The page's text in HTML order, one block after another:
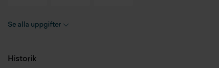
Chassinummer
Se alla uppgifter
Historik